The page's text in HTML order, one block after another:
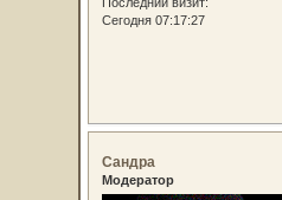
Сегодня 07:17:27
Сандра
Модератор